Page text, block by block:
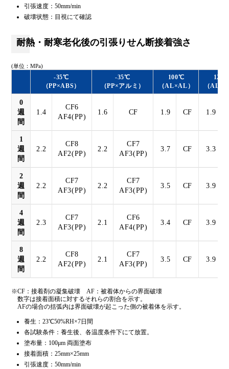
引張速度：50mm/min
破壊状態：目視にて確認
耐熱・耐寒老化後の引張りせん断接着強さ
(単位：MPa)
-35℃
（PP×ABS）
-35℃
（PP×アルミ）
100℃
（AL×AL）
（
0
週
間
1.4
CF6
AF4(PP)
1.6 CF 1.9 CF 1.9
1
週
間
2.2
CF8
AF2(PP)
2.2
CF7
AF3(PP)
3.7 CF 3.3
2
週
間
2.2
CF7
AF3(PP)
2.2
CF7
AF3(PP)
3.5 CF 3.9
4
週
間
2.3
CF7
AF3(PP)
2.1
CF6
AF4(PP)
3.4 CF 3.9
8
週
間
2.2
CF8
AF2(PP)
2.1
CF7
AF3(PP)
3.5 CF 3.9
※CF：接着剤の凝集破壊 AF：被着体からの界面破壊
数字は接着面積に対するそれらの割合を示す。
AFの場合の括弧内は界面破壊が起こった側の被着体を示す。
養生：23℃50%RH×7日間
各試験条件：養生後、各温度条件下にて放置。
塗布量：100μm 両面塗布
接着面積：25mm×25mm
引張速度：50mm/min